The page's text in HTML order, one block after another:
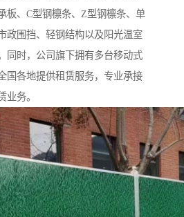
板、C型钢檩条、Z型钢檩条、单
政围挡、轻钢结构以及阳光温室
同时，公司旗下拥有多台移动式
国各地提供租赁服务，专业承接
业务。